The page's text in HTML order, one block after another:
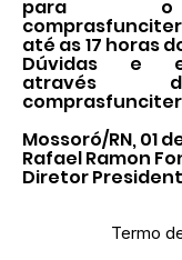
para o
até as 17 horas
Dúvidas e
através
Mossoró/RN, 01
Rafael Ramon
Diretor